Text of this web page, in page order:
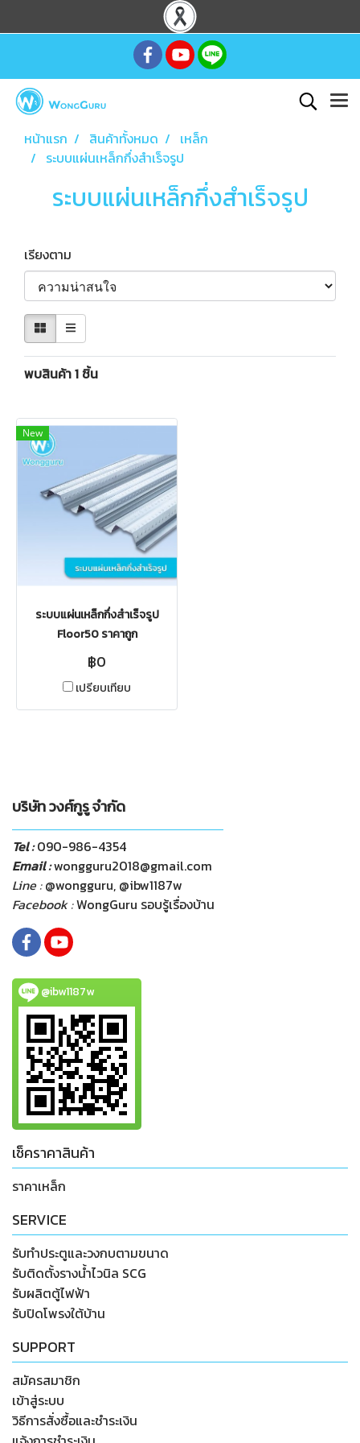
หน้าแรก สินค้าทั้งหมด
เหล็ก
ระบบแผ่นเหล็กกึ่งสำเร็จรูป
ระบบแผ่นเหล็กกึ่งสำเร็จรูป
เรียงตาม
พบสินค้า 1 ชิ้น
New
ระบบแผ่นเหล็กกึ่งสำเร็จรูป
Floor50 ราคาถูก
฿0
เปรียบเทียบ
บริษัท วงศ์กูรู จำกัด
Tel :090-986-4354
Email :wongguru2018@gmail.com
Line :@wongguru, @ibw1187w
Facebook :WongGuru รอบรู้เรื่องบ้าน
@ibw1187w
เช็คราคาสินค้า
ราคาเหล็ก
SERVICE
รับทำประตูและวงกบตามขนาด
รับติดตั้งรางน้ำไวนิล SCG
รับผลิตตู้ไฟฟ้า
รับปิดโพรงใต้บ้าน
SUPPORT
สมัครสมาชิก
เข้าสู่ระบบ
วิธีการสั่งซื้อและชำระเงิน